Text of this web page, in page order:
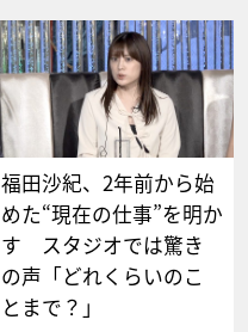
福田沙紀、2年前から始
めた“現在の仕事”を明か
す スタジオでは驚き
の声「どれくらいのこ
とまで？」